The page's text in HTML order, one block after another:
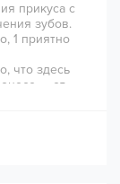
прикуса с
зубов.
1 приятно
что здесь
— от
всем, кто